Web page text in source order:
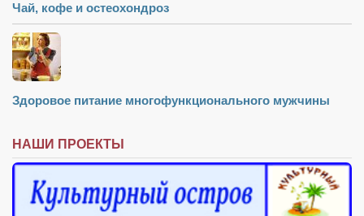
Чай, кофе и остеохондроз
Здоровое питание многофункционального мужчины
НАШИ ПРОЕКТЫ